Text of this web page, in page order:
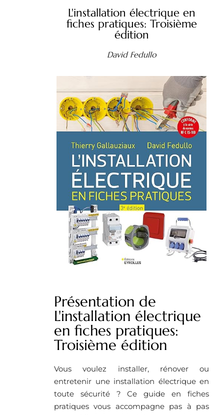
L'installation électrique en
fiches pratiques: Troisième
édition
David Fedullo
Présentation de
L'installation électrique
en fiches pratiques:
Troisième édition
Vous voulez installer, rénover ou
entretenir une installation électrique en
toute sécurité ? Ce guide en fiches
pratiques vous accompagne pas à pas